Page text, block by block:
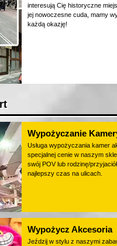
interesują Cię historyczne
jej nowoczesne cuda, mamy
każdą okazję!
Wypożyczanie
Usługa wypożyczania kamer
specjalnej cenie w naszym
swój POV lub rodzinę/
najlepszy czas na ulicach.
Wypożycz Akcesoria
Jeździj w stylu z naszymi